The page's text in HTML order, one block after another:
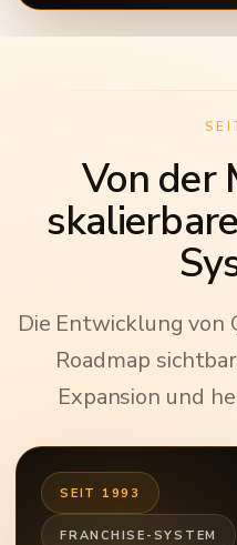
Von der
Die Entwicklung von
Roadmap
Expansion und
SEIT 1993
FRANCHISE-SYSTEM